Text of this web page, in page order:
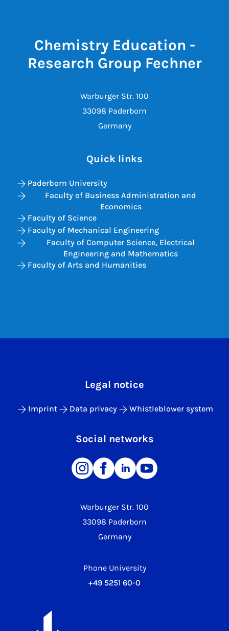
Chemistry Education -
Research Group Fechner
Warburger Str. 100
33098 Paderborn
Germany
Quick links
Paderborn University
Faculty of Business Administration and
Economics
Faculty of Science
Faculty of Mechanical Engineering
Faculty of Computer Science, Electrical
Engineering and Mathematics
Faculty of Arts and Humanities
Warburger Str. 100
33098 Paderborn
Germany
Phone University
+49 5251 60-0
Legal notice
Imprint Data privacy Whistleblower system
Social networks